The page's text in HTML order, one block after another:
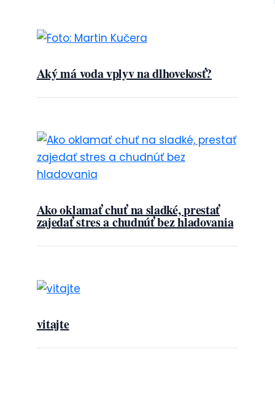
Aký má voda vplyv na dlhovekosť?
Ako oklamať chuť na sladké, prestať
zajedať stres a chudnúť bez hladovania
vitajte